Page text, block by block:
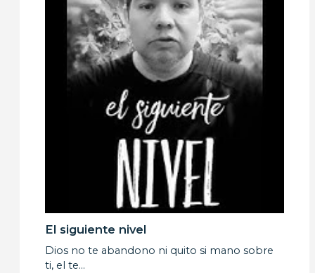
El siguiente nivel
Dios no te abandono ni quito si mano sobre
ti, el te…